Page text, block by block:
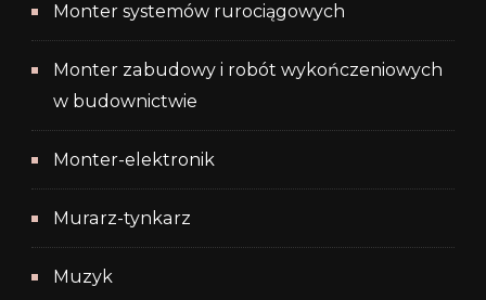
Monter systemów rurociągowych
Monter zabudowy i robót wykończeniowych
w budownictwie
Monter-elektronik
Murarz-tynkarz
Muzyk